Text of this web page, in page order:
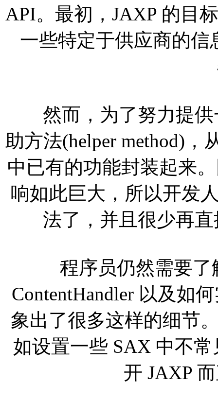
API。最初，JAXP 的目
一些特定于供应商的
然而，为了努力提供
助方法(helper method)
中已有的功能封装起来
响如此巨大，所以开发
法了，并且很少再
程序员仍然需要了
ContentHandler 以及如
象出了很多这样的细节
如设置一些 SAX 中不
开 JAXP